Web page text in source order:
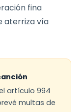
fina
aterriza vía
artículo 994
multas de